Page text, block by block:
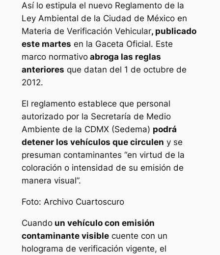
Así lo estipula el nuevo Reglamento de la
Ley Ambiental de la Ciudad de México en
Materia de Verificación Vehicular, publicado
este martes en la Gaceta Oficial. Este
marco normativoabroga las reglas
anteriores que datan del 1 de octubre de
2012.
El reglamento establece que personal
autorizado por la Secretaría de Medio
Ambiente de la CDMX (Sedema) podrá
detener los vehículos que circulen y se
presuman contaminantes “en virtud de la
coloración o intensidad de su emisión de
manera visual”.
Foto: Archivo Cuartoscuro
Cuandoun vehículo con emisión
contaminante visiblecuente con un
holograma de verificación vigente, el